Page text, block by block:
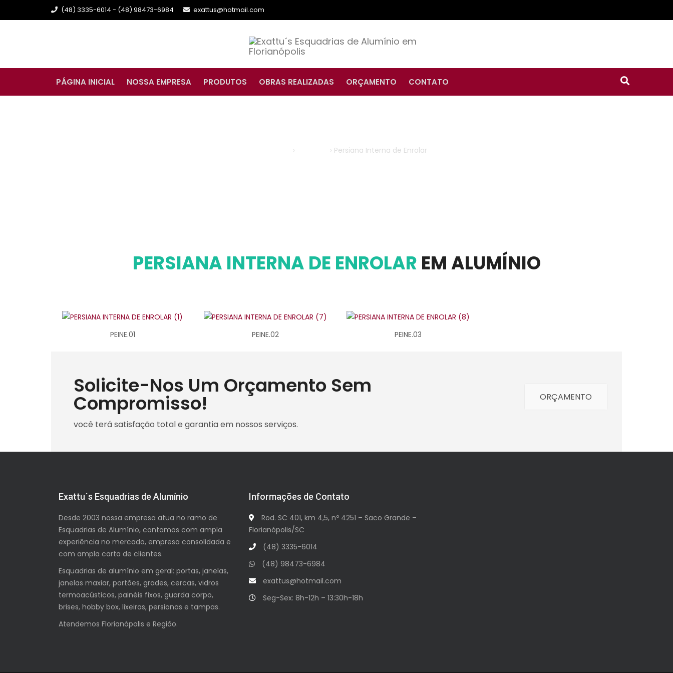
(48) 3335-6014 - (48) 98473-6984 exattus@hotmail.com
PÁGINA INICIAL NOSSA EMPRESA PRODUTOS OBRAS REALIZADAS ORÇAMENTO CONTATO
› › Persiana Interna de Enrolar
PERSIANA INTERNA DE ENROLAR EM ALUMÍNIO
PEINE.01 PEINE.02 PEINE.03
Solicite-Nos Um Orçamento Sem
Compromisso!
você terá satisfação total e garantia em nossos serviços.
ORÇAMENTO
Exattu´s Esquadrias de Alumínio
Desde 2003 nossa empresa atua no ramo de
Esquadrias de Alumínio, contamos com ampla
experiência no mercado, empresa consolidada e
com ampla carta de clientes.
Esquadrias de alumínio em geral: portas, janelas,
janelas maxiar, portões, grades, cercas, vidros
termoacústicos, painéis fixos, guarda corpo,
brises, hobby box, lixeiras, persianas e tampas.
Atendemos Florianópolis e Região.
Informações de Contato
Rod. SC 401, km 4,5, nº 4251 – Saco Grande –
Florianópolis/SC
(48) 3335-6014
(48) 98473-6984
exattus@hotmail.com
Seg-Sex: 8h-12h – 13:30h-18h